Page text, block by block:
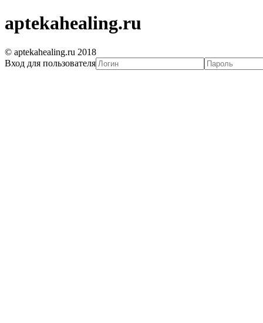
aptekahealing.ru
© aptekahealing.ru 2018
Вход для пользователя